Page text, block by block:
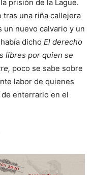
prisión de la Lague.
tras una riña callejera
un nuevo calvario y un
dicho El derecho
libres por quien se
poco se sabe sobre
labor de quienes
enterrarlo en el